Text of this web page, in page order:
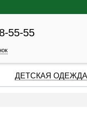
55-55
ДЕТСКАЯ ОДЕЖДА